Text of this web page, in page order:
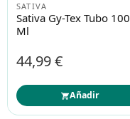
SATIVA
Sativa Gy-Tex Tubo 100
Ml
44,99 €
Añadir